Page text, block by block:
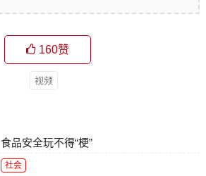
160赞
视频
食品安全玩不得“梗”
社会